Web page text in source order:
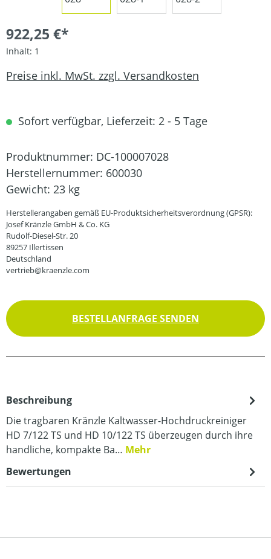
922,25 €*
Inhalt: 1
Preise inkl. MwSt. zzgl. Versandkosten
Sofort verfügbar, Lieferzeit: 2 - 5 Tage
Produktnummer: DC-100007028
Herstellernummer: 600030
Gewicht: 23 kg
Herstellerangaben gemäß EU-Produktsicherheitsverordnung (GPSR):
Josef Kränzle GmbH & Co. KG
Rudolf-Diesel-Str. 20
89257 Illertissen
Deutschland
vertrieb@kraenzle.com
BESTELLANFRAGE SENDEN
Beschreibung
Die tragbaren Kränzle Kaltwasser-Hochdruckreiniger
HD 7/122 TS und HD 10/122 TS überzeugen durch ihre
handliche, kompakte Ba… Mehr
Bewertungen